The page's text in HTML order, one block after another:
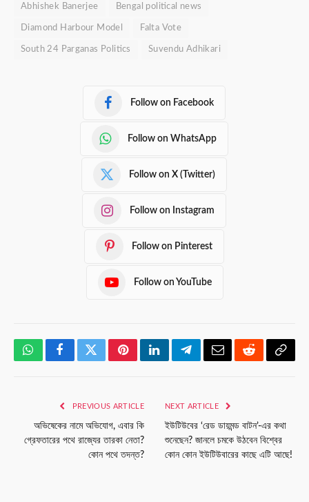
Abhishek Banerjee Bengal political news
Diamond Harbour Model Falta Vote
South 24 Parganas Politics Suvendu Adhikari
Follow on Facebook
Follow on WhatsApp
Follow on X (Twitter)
Follow on Instagram
Follow on Pinterest
Follow on YouTube
WhatsAppFacebookTwitterPinterestLinkedInTelegramEmailRedditCopy
PREVIOUS ARTICLE
অভিষেকের নামে অভিযোগ, এবার কি
গ্রেফতারের পথে রাজ্যের তারকা নেতা?
কোন পথে তদন্ত?
NEXT ARTICLE
ইউটিউবের ‘রেড ডায়মন্ড বাটন’-এর কথা
শুনেছেন? জানলে চমকে উঠবেন বিশ্বের
কোন কোন ইউটিউবারের কাছে এটি আছে!